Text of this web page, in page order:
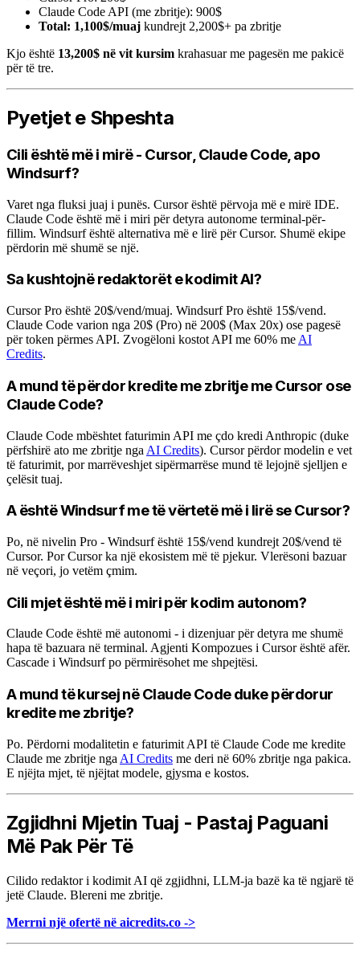
Claude Code API (me zbritje): 900$
Total: 1,100$/muaj kundrejt 2,200$+ pa zbritje
Kjo është 13,200$ në vit kursim krahasuar me pagesën me pakicë
për të tre.
Pyetjet e Shpeshta
Cili është më i mirë - Cursor, Claude Code, apo
Windsurf?
Varet nga fluksi juaj i punës. Cursor është përvoja më e mirë IDE.
Claude Code është më i miri për detyra autonome terminal-për-
fillim. Windsurf është alternativa më e lirë për Cursor. Shumë ekipe
përdorin më shumë se një.
Sa kushtojnë redaktorët e kodimit AI?
Cursor Pro është 20$/vend/muaj. Windsurf Pro është 15$/vend.
Claude Code varion nga 20$ (Pro) në 200$ (Max 20x) ose pagesë
për token përmes API. Zvogëloni kostot API me 60% me AI
Credits.
A mund të përdor kredite me zbritje me Cursor ose
Claude Code?
Claude Code mbështet faturimin API me çdo kredi Anthropic (duke
përfshirë ato me zbritje nga AI Credits). Cursor përdor modelin e vet
të faturimit, por marrëveshjet sipërmarrëse mund të lejojnë sjelljen e
çelësit tuaj.
A është Windsurf me të vërtetë më i lirë se Cursor?
Po, në nivelin Pro - Windsurf është 15$/vend kundrejt 20$/vend të
Cursor. Por Cursor ka një ekosistem më të pjekur. Vlerësoni bazuar
në veçori, jo vetëm çmim.
Cili mjet është më i miri për kodim autonom?
Claude Code është më autonomi - i dizenjuar për detyra me shumë
hapa të bazuara në terminal. Agjenti Kompozues i Cursor është afër.
Cascade i Windsurf po përmirësohet me shpejtësi.
A mund të kursej në Claude Code duke përdorur
kredite me zbritje?
Po. Përdorni modalitetin e faturimit API të Claude Code me kredite
Claude me zbritje nga AI Credits me deri në 60% zbritje nga pakica.
E njëjta mjet, të njëjtat modele, gjysma e kostos.
Zgjidhni Mjetin Tuaj - Pastaj Paguani
Më Pak Për Të
Cilido redaktor i kodimit AI që zgjidhni, LLM-ja bazë ka të ngjarë të
jetë Claude. Blereni me zbritje.
Merrni një ofertë në aicredits.co ->